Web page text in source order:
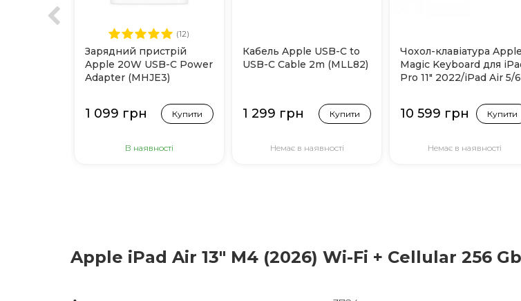
(12)
Зарядний пристрій
Apple 20W USB-C Power
Adapter (MHJE3)
1 099 грн Купити
В наявності
Кабель Apple USB-C to
USB-C Cable 2m (MLL82)
1 299 грн Купити
Немає в наявності
Чохол-клавіатура Apple
Magic Keyboard для
Pro 11" 2022/iPad Air 5/6
10 599 грн Купити
Немає в наявності
Apple iPad Air 13" M4 (2026) Wi-Fi + Cellular 256